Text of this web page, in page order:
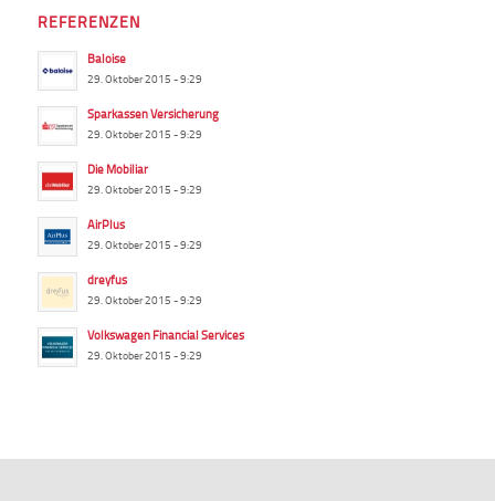
REFERENZEN
Baloise
29. Oktober 2015 - 9:29
Sparkassen Versicherung
29. Oktober 2015 - 9:29
Die Mobiliar
29. Oktober 2015 - 9:29
AirPlus
29. Oktober 2015 - 9:29
dreyfus
29. Oktober 2015 - 9:29
Volkswagen Financial Services
29. Oktober 2015 - 9:29